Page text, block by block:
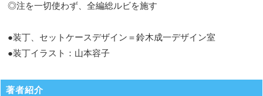
◎注を一切使わず、全編総ルビを施す
●装丁、セットケースデザイン＝鈴木成一デザイン室
●装丁イラスト：山本容子
著者紹介